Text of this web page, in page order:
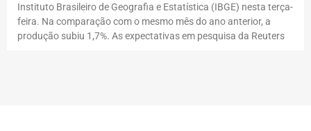
Instituto Brasileiro de Geografia e Estatística (IBGE) nesta terça-
feira. Na comparação com o mesmo mês do ano anterior, a
produção subiu 1,7%. As expectativas em pesquisa da Reuters